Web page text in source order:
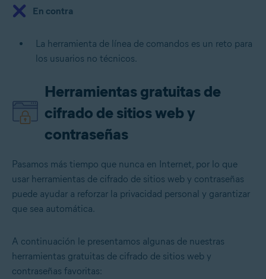
En contra
La herramienta de línea de comandos es un reto para
los usuarios no técnicos.
Herramientas gratuitas de
cifrado de sitios web y
contraseñas
Pasamos más tiempo que nunca en Internet, por lo que
usar herramientas de cifrado de sitios web y contraseñas
puede ayudar a reforzar la privacidad personal y garantizar
que sea automática.
A continuación le presentamos algunas de nuestras
herramientas gratuitas de cifrado de sitios web y
contraseñas favoritas: